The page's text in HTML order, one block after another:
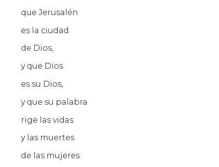
que Jerusalén
es la ciudad
de Dios,
y que Dios
es su Dios,
y que su palabra
rige las vidas
y las muertes
de las mujeres